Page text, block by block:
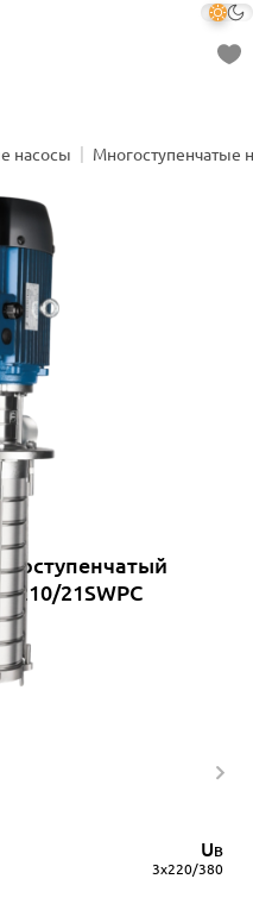
насосы Многоступенчатые
210/21SWPC
UВ
3x220/380